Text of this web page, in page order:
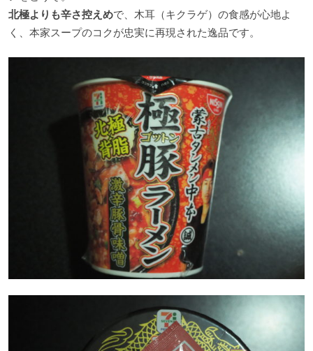
北極よりも辛さ控えめで、木耳（キクラゲ）の食感が心地よ
く、本家スープのコクが忠実に再現された逸品です。